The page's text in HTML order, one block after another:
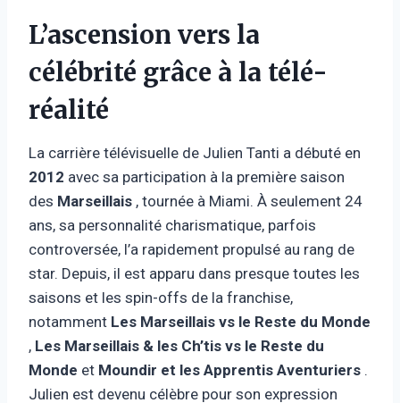
L’ascension vers la
célébrité grâce à la télé-
réalité
La carrière télévisuelle de Julien Tanti a débuté en
2012 avec sa participation à la première saison
des Marseillais , tournée à Miami. À seulement 24
ans, sa personnalité charismatique, parfois
controversée, l’a rapidement propulsé au rang de
star. Depuis, il est apparu dans presque toutes les
saisons et les spin-offs de la franchise,
notamment Les Marseillais vs le Reste du Monde
, Les Marseillais & les Ch’tis vs le Reste du
Monde et Moundir et les Apprentis Aventuriers .
Julien est devenu célèbre pour son expression